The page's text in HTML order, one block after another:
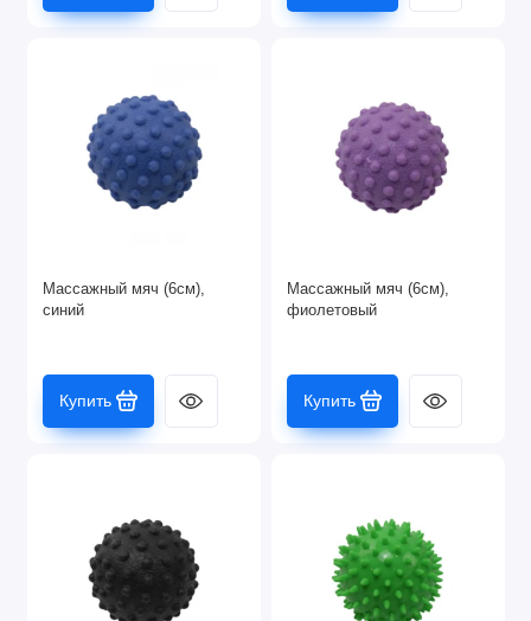
Массажный мяч (6см),
синий
Купить
Массажный мяч (6см),
фиолетовый
Купить